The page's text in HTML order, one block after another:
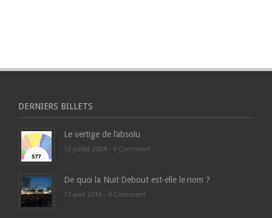
DERNIERS BILLETS
Le vertige de l’absolu
12 juillet 2024 - 0 Comment
De quoi la Nuit Debout est-elle le nom ?
17 avril 2016 - 0 Comment